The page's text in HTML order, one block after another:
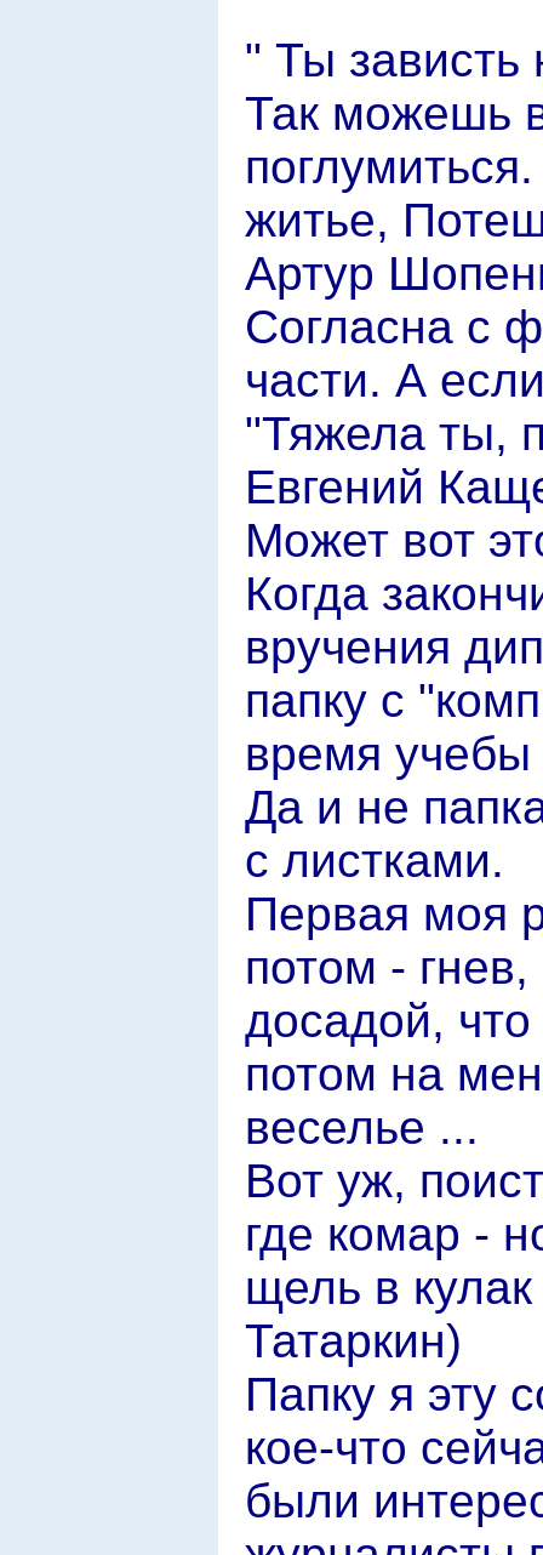
" Ты зависть
Так можешь
житье,
Артур
Согласна с
части. А
"Тяжела ты,
Евгений
Может вот
Когда
вручения
папку с
время учебы
Да и не
с листками.
Первая моя
потом -
досадой,
потом на
веселье ...
Вот уж,
где комар -
щель в
Татаркин)
Папку я эту
кое-что
были